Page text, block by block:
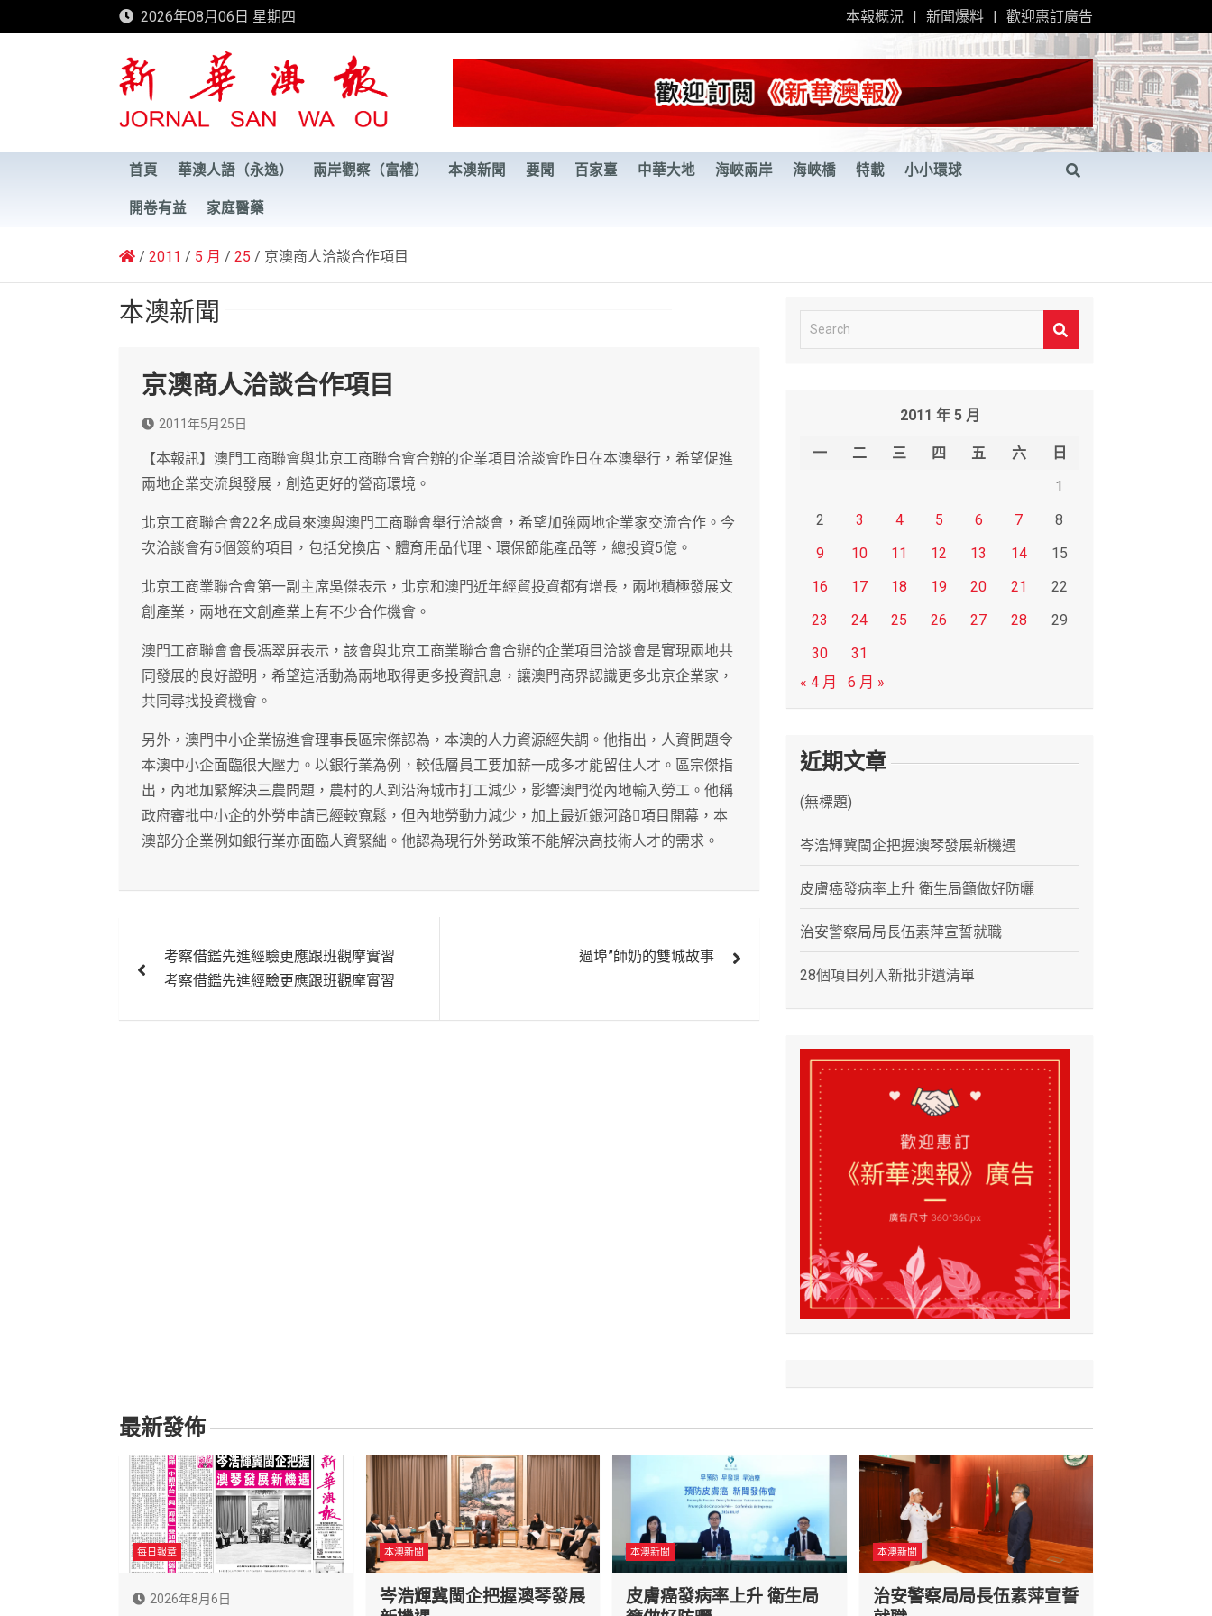
to
2026年08月06日 星期四 本報概況 新聞爆料 歡迎惠訂廣告
新華澳報
首頁 華澳人語（永逸） 兩岸觀察（富權） 本澳新聞 要聞 百家臺 中華大地 海峽兩岸 海峽橋 特載 小小環球
開卷有益 家庭醫藥
2011 5 月 25 京澳商人洽談合作項目
本澳新聞
京澳商人洽談合作項目
2011年5月25日
【本報訊】澳門工商聯會與北京工商聯合會合辦的企業項目洽談會昨日在本澳舉行，希望促進
兩地企業交流與發展，創造更好的營商環境。
北京工商聯合會22名成員來澳與澳門工商聯會舉行洽談會，希望加強兩地企業家交流合作。今
次洽談會有5個簽約項目，包括兌換店、體育用品代理、環保節能產品等，總投資5億。
北京工商業聯合會第一副主席吳傑表示，北京和澳門近年經貿投資都有增長，兩地積極發展文
創產業，兩地在文創產業上有不少合作機會。
澳門工商聯會會長馮翠屏表示，該會與北京工商業聯合會合辦的企業項目洽談會是實現兩地共
同發展的良好證明，希望這活動為兩地取得更多投資訊息，讓澳門商界認識更多北京企業家，
共同尋找投資機會。
另外，澳門中小企業協進會理事長區宗傑認為，本澳的人力資源經失調。他指出，人資問題令
本澳中小企面臨很大壓力。以銀行業為例，較低層員工要加薪一成多才能留住人才。區宗傑指
出，內地加緊解決三農問題，農村的人到沿海城市打工減少，影響澳門從內地輸入勞工。他稱
政府審批中小企的外勞申請已經較寬鬆，但內地勞動力減少，加上最近銀河路項目開幕，本
澳部分企業例如銀行業亦面臨人資緊絀。他認為現行外勞政策不能解決高技術人才的需求。
章
考察借鑑先進經驗更應跟班觀摩實習
考察借鑑先進經驗更應跟班觀摩實習
過埠”師奶的雙城故事
e
2011 年 5 月
一 二 三 四 五 六
日
1
2
3 4 5 6 7
8
9
10 11 12 13 14
15
16
17 18 19 20 21
22
23
24 25 26 27 28
29
30
31
« 4 月
6 月 »
近期文章
(無標題)
岑浩輝冀閩企把握澳琴發展新機遇
皮膚癌發病率上升 衛生局籲做好防曬
治安警察局局長伍素萍宣誓就職
28個項目列入新批非遺清單
最新發佈
每日報章
2026年8月6日
本澳新聞
岑浩輝冀閩企把握澳琴發展
本澳新聞
皮膚癌發病率上升 衛生局
本澳新聞
治安警察局局長伍素萍宣誓